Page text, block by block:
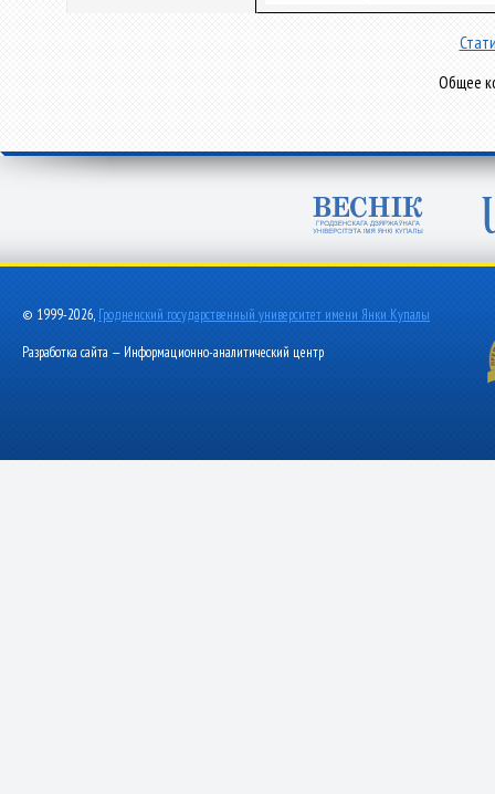
Общее
© 1999-2026, Гродненский государственный университет имени Янки Купалы
Разработка сайта — Информационно-аналитический центр